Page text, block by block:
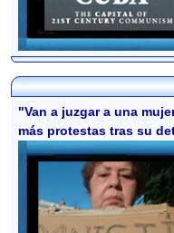
"Van a juzgar a una
más protestas tras su